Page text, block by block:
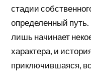
стадии
определенный путь.
лишь начинает
характера, и
приключившаяся,